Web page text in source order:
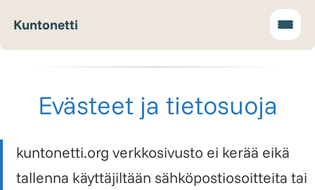
Kuntonetti
Evästeet ja tietosuoja
kuntonetti.org verkkosivusto ei kerää eikä
tallenna käyttäjiltään sähköpostiosoitteita tai